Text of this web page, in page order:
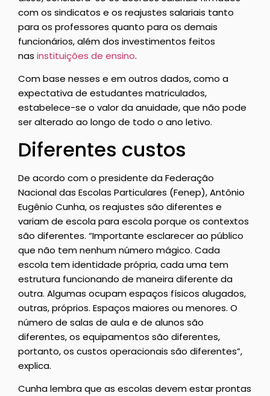
com os sindicatos e os reajustes salariais tanto
para os professores quanto para os demais
funcionários, além dos investimentos feitos
nas instituições de ensino.
Com base nesses e em outros dados, como a
expectativa de estudantes matriculados,
estabelece-se o valor da anuidade, que não pode
ser alterado ao longo de todo o ano letivo.
Diferentes custos
De acordo com o presidente da Federação
Nacional das Escolas Particulares (Fenep), Antônio
Eugênio Cunha, os reajustes são diferentes e
variam de escola para escola porque os contextos
são diferentes. “Importante esclarecer ao público
que não tem nenhum número mágico. Cada
escola tem identidade própria, cada uma tem
estrutura funcionando de maneira diferente da
outra. Algumas ocupam espaços físicos alugados,
outras, próprios. Espaços maiores ou menores. O
número de salas de aula e de alunos são
diferentes, os equipamentos são diferentes,
portanto, os custos operacionais são diferentes”,
explica.
Cunha lembra que as escolas devem estar prontas